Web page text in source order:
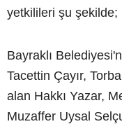
yetkilileri şu şekilde;
Bayraklı
Tacettin Çayır,
alan Hakkı Yazar,
Muzaffer Uysal